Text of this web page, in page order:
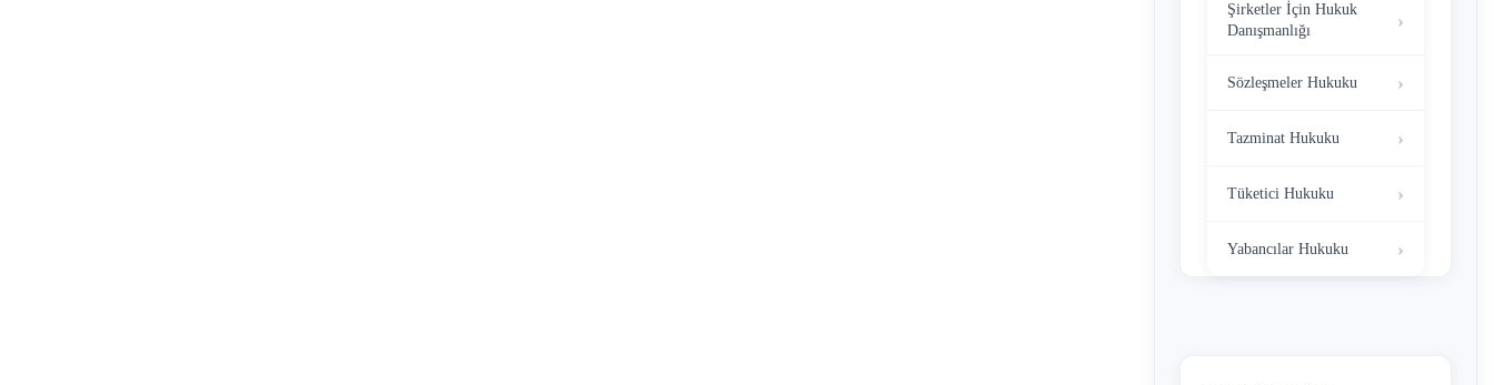
Şirketler İçin Hukuk
Danışmanlığı
Sözleşmeler Hukuku
Tazminat Hukuku
Tüketici Hukuku
Yabancılar Hukuku